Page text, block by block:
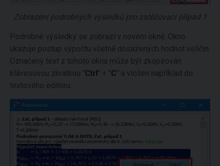
Zobrazení podrobných výsledků pro zatěžovací případ 1
Podrobné výsledky se zobrazí v novém okně. Okno
ukazuje postup výpočtu včetně dosazených hodnot veličin.
Označený text z tohoto okna může být zkopírován
klávesovou zkratkou "Ctrl" + "C" a vložen například do
textového editoru.